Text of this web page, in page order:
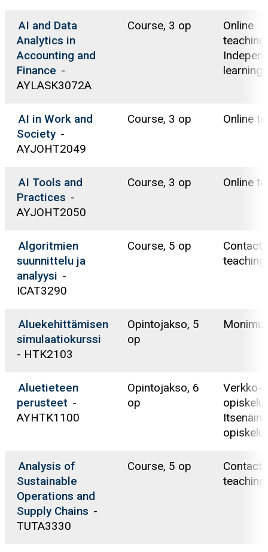
AI and Data
Analytics in
Accounting and
Finance -
AYLASK3072A
Course, 3 op
Online
teaching,
learning
AI in Work and
Society -
AYJOHT2049
Course, 3 op Online
AI Tools and
Practices -
AYJOHT2050
Course, 3 op Online
Algoritmien
suunnittelu ja
analyysi -
ICAT3290
Course, 5 op
Contact
teaching
Aluekehittämisen
simulaatiokurssi
- HTK2103
Opintojakso, 5
op
Aluetieteen
perusteet -
AYHTK1100
Opintojakso, 6
op
Verkko-
opiskelu,
opiskelu
Analysis of
Sustainable
Operations and
Supply Chains -
TUTA3330
Course, 5 op
Contact
teaching